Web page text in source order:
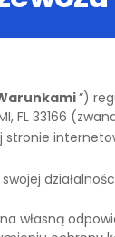
”)
FL 33166
własną